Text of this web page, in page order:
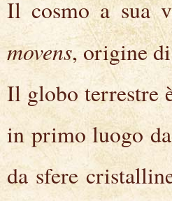
Il cosmo a sua
movens, origine
Il globo terrestre
in primo luogo
da sfere